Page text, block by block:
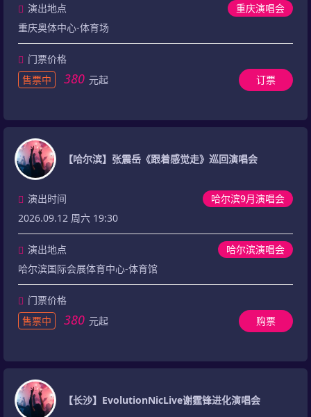
演出地点
重庆演唱会
重庆奥体中心-体育场
门票价格
售票中
380 元起 订票
【哈尔滨】张震岳《跟着感觉走》巡回演唱会
哈尔滨9月演唱会
演出时间
2026.09.12 周六 19:30
演出地点
哈尔滨演唱会
哈尔滨国际会展体育中心-体育馆
门票价格
售票中
380 元起 购票
【长沙】EvolutionNicLive谢霆锋进化演唱会